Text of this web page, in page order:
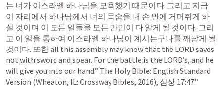
는 너가 이스라엘 하나님을 모욕했기 때문이다. 그리고 지금
이 자리에서 하나님께서 너의 목숨을 내 손 안에 거머쥐게 하
실 것이며 이 모든 일들을 모든 만민이 다 알게 될 것이다. 그리
고 이 일을 통하여 이스라엘 하나님이 계시는구나를 깨닫게 될
것이다. 또한 all this assembly may know that the LORD saves
not with sword and spear. For the battle is the LORD’s, and he
will give you into our hand.” The Holy Bible: English Standard
Version (Wheaton, IL: Crossway Bibles, 2016), 삼상 17:47.”